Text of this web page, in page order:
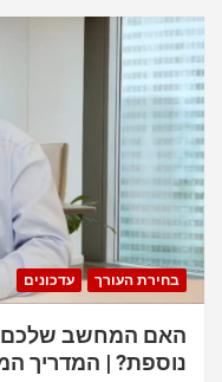
בחירת העורך עדכונים
האם המחשב שלכם
נוספת? | המדריך